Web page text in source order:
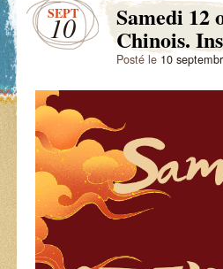
SEPT
10 Samedi
Chinois.
Posté le 10